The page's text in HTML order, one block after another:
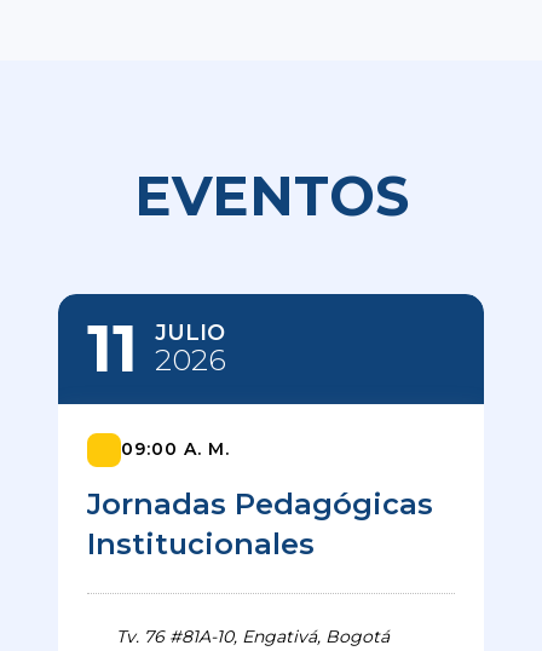
EVENTOS
11 JULIO
2026
09:00 A. M.
Jornadas Pedagógicas
Institucionales
Tv. 76 #81A-10, Engativá, Bogotá